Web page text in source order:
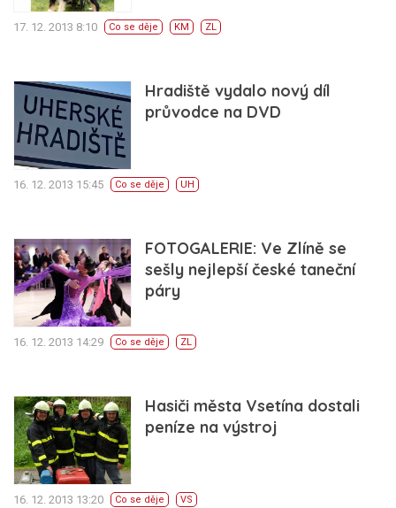
17. 12. 2013 8:10 Co se děje KM ZL
Hradiště vydalo nový díl
průvodce na DVD
16. 12. 2013 15:45 Co se děje UH
FOTOGALERIE: Ve Zlíně se
sešly nejlepší české taneční
páry
16. 12. 2013 14:29 Co se děje ZL
Hasiči města Vsetína dostali
peníze na výstroj
16. 12. 2013 13:20 Co se děje VS